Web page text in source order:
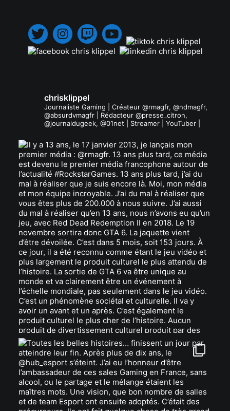
chrisklippel
Journaliste Gaming | Créateur @rmagfr, @ndmagfr,
@absurdvmagfr | Rédacteur @presse_citron,
@journaldugeek, @01net | Streamer | YouTuber |